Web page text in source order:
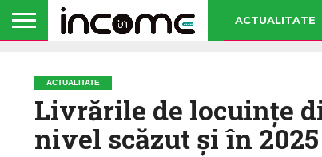
ACTUALITATE
ACTUALITATE
Livrările de locuințe
nivel scăzut și în 2025